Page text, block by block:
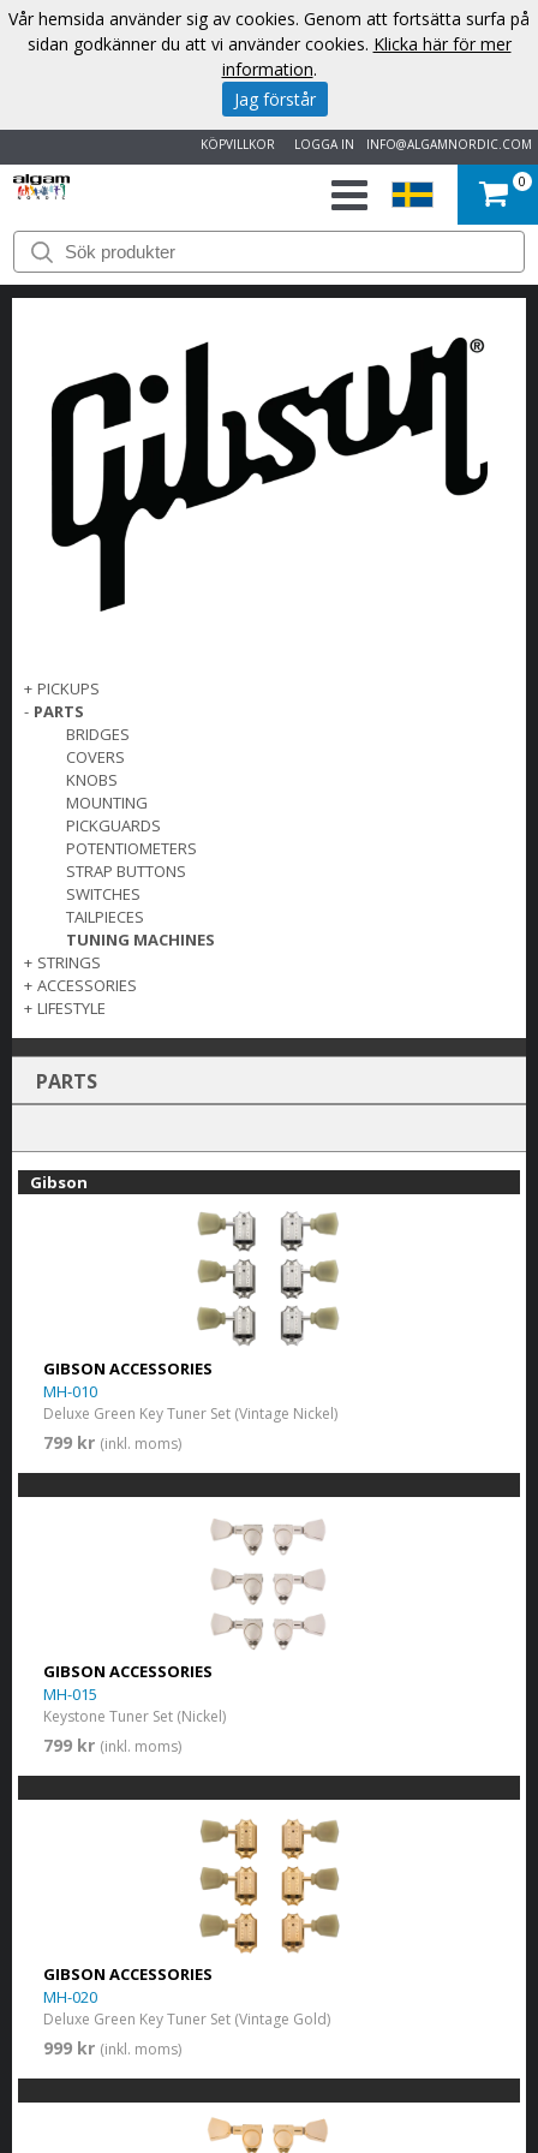
INFO@ALGAMNORDIC.COM
LOGGA IN
KÖPVILLKOR
START
VARUMÄRKEN
NYHETER
OM
OSS
KONTAKT
0
+ PICKUPS
- PARTS
BRIDGES
COVERS
KNOBS
MOUNTING
PICKGUARDS
POTENTIOMETERS
STRAP BUTTONS
SWITCHES
TAILPIECES
TUNING MACHINES
+ STRINGS
+ ACCESSORIES
+ LIFESTYLE
PARTS
Gibson
GIBSON ACCESSORIES
MH-010
Deluxe Green Key Tuner Set (Vintage Nickel)
799 kr (inkl. moms)
GIBSON ACCESSORIES
MH-015
Keystone Tuner Set (Nickel)
799 kr (inkl. moms)
GIBSON ACCESSORIES
MH-020
Deluxe Green Key Tuner Set (Vintage Gold)
999 kr (inkl. moms)
Vår hemsida använder sig av cookies. Genom att fortsätta surfa på
sidan godkänner du att vi använder cookies. Klicka här för mer
information.
Jag förstår